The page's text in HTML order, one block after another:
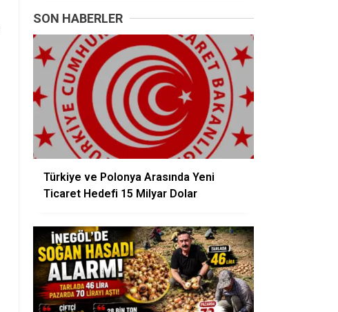
SON HABERLER
Türkiye ve Polonya Arasında Yeni
Ticaret Hedefi 15 Milyar Dolar